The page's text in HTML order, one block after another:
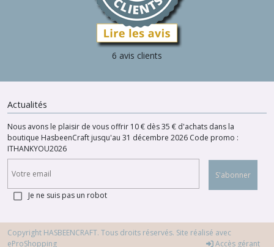
6 avis clients
Actualités
Nous avons le plaisir de vous offrir 10 € dès 35 € d'achats dans la
boutique HasbeenCraft jusqu'au 31 décembre 2026 Code promo :
ITHANKYOU2026
S'abonner
Je ne suis pas un robot
Copyright HASBEENCRAFT. Tous droits réservés. Site réalisé avec
eProShopping
Accès gérant